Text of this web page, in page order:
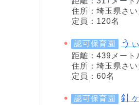
住所：埼玉県さ
定員：120名
認可保育園 う
距離：439メート
住所：埼玉県さ
定員：60名
認可保育園 針